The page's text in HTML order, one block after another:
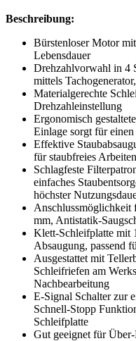
Beschreibung:
Bürstenloser Motor
Lebensdauer
Drehzahlvorwahl in 4
mittels
Materialgerechte
Drehzahleinstellung
Ergonomisch
Einlage sorgt für
Effektive
für staubfreies
Schlagfeste
einfaches
höchster
Anschlussmöglichkeit
mm, Antistatik-
Klett-Schleifplatte mit
Absaugung, passend
Ausgestattet mit
Schleifriefen am
Nachbearbeitung
E-Signal Schalter zur
Schnell-Stopp
Schleifplatte
Gut geeignet für